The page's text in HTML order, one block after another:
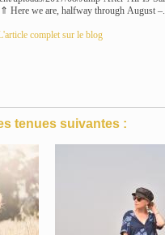
Here we are, halfway through August
complet sur le blog
tenues suivantes :